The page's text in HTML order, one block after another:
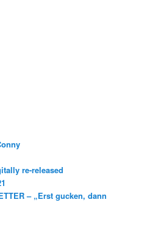
re-released
– „Erst gucken, dann